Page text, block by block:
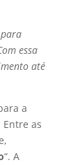
essa
até
a
Entre as
“. A